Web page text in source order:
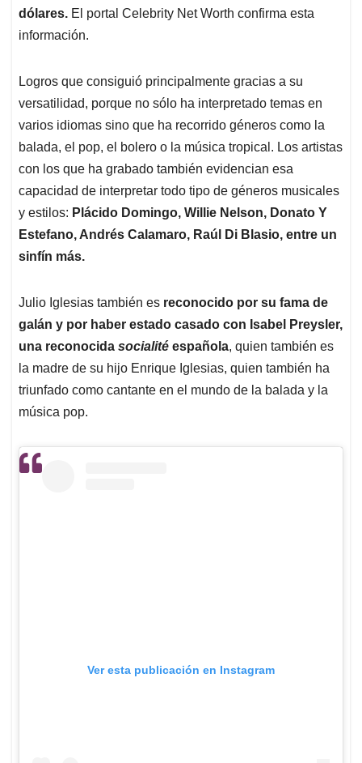
dólares. El portal Celebrity Net Worth confirma esta
información.
Logros que consiguió principalmente gracias a su
versatilidad, porque no sólo ha interpretado temas en
varios idiomas sino que ha recorrido géneros como la
balada, el pop, el bolero o la música tropical. Los artistas
con los que ha grabado también evidencian esa
capacidad de interpretar todo tipo de géneros musicales
y estilos: Plácido Domingo, Willie Nelson, Donato Y
Estefano, Andrés Calamaro, Raúl Di Blasio, entre un
sinfín más.
Julio Iglesias también es reconocido por su fama de
galán y por haber estado casado con Isabel Preysler,
una reconocida socialité española, quien también es
la madre de su hijo Enrique Iglesias, quien también ha
triunfado como cantante en el mundo de la balada y la
música pop.
Ver esta publicación en Instagram